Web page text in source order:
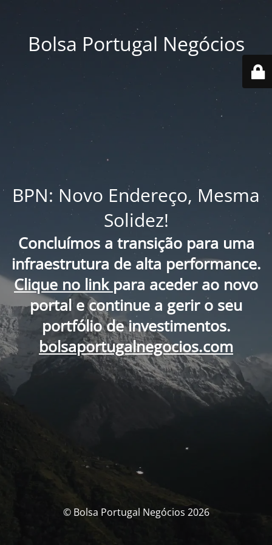
Bolsa Portugal Negócios
BPN: Novo Endereço, Mesma
Solidez!
Concluímos a transição para uma
infraestrutura de alta performance.
Clique no link para aceder ao novo
portal e continue a gerir o seu
portfólio de investimentos.
bolsaportugalnegocios.com
© Bolsa Portugal Negócios 2026